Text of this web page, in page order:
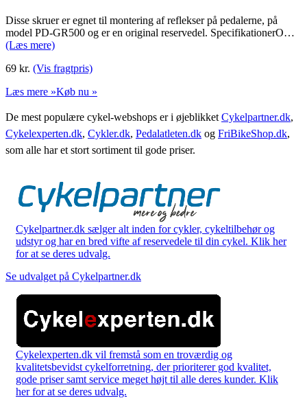
Disse skruer er egnet til montering af reflekser på pedalerne, på
model PD-GR500 og er en original reservedel. SpecifikationerO…
(Læs mere)
69 kr. (Vis fragtpris)
Læs mere »Køb nu »
De mest populære cykel-webshops er i øjeblikket Cykelpartner.dk,
Cykelexperten.dk, Cykler.dk, Pedalatleten.dk og FriBikeShop.dk,
som alle har et stort sortiment til gode priser.
Cykelpartner.dk sælger alt inden for cykler, cykeltilbehør og
udstyr og har en bred vifte af reservedele til din cykel. Klik her
for at se deres udvalg.
Se udvalget på Cykelpartner.dk
Cykelexperten.dk vil fremstå som en troværdig og
kvalitetsbevidst cykelforretning, der prioriterer god kvalitet,
gode priser samt service meget højt til alle deres kunder. Klik
her for at se deres udvalg.